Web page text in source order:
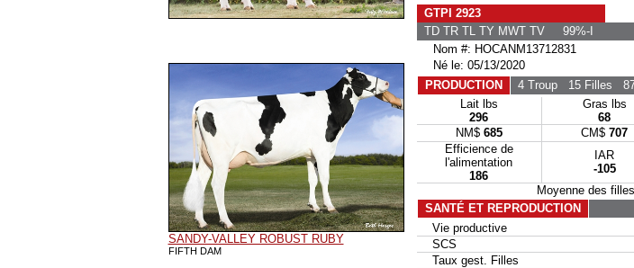
SANDY-VALLEY ROBUST RUBY
FIFTH DAM
GTPI 2923
TD TR TL TY MWT TV 99%-I
Nom #: HOCANM13712831
Né le: 05/13/2020
PRODUCTION
4 Troup15 Filles
Lait lbs
296
Gras lbs
68
NM$ 685 CM$ 707
Efficience de
l'alimentation
186
IAR
-105
Moyenne des
SANTÉ ET REPRODUCTION
Vie productive
SCS
Taux gest. Filles